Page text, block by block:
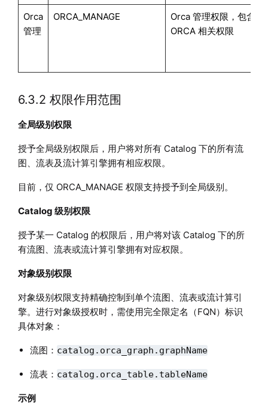
Orca
管理
ORCA_MANAGE
Orca 管理权限，包含以
ORCA 相关权限
6.3.2 权限作用范围
全局级别权限
授予全局级别权限后，用户将对所有 Catalog 下的所有流
图、流表及流计算引擎拥有相应权限。
目前，仅 ORCA_MANAGE 权限支持授予到全局级别。
Catalog 级别权限
授予某一 Catalog 的权限后，用户将对该 Catalog 下的所
有流图、流表或流计算引擎拥有对应权限。
对象级别权限
对象级别权限支持精确控制到单个流图、流表或流计算引
擎。进行对象级授权时，需使用完全限定名（FQN）标识
具体对象：
流图： catalog.orca_graph.graphName
流表： catalog.orca_table.tableName
示例